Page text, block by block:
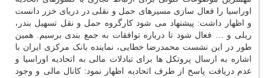
اوراسیا را فعال سازی مسیرهای حمل و نقلی در دریای خزر دانست
و اظهار داشت: پیشنهاد می شود کارگروه حمل و نقل تسهیل بندر،
ریلی و … فعال شود تا درباره توافقات به جمع بندی برسیم. همین
طور در این نشست محمدرضا خطایی، نماینده بانک مرکزی ایران با
اشاره به ارسال پروتکل ها برای تبادلات مالی به اتحادیه اوراسیا و
عدم دریافت پاسخ از طرف اتحادیه اظهار نمود: کانال مالی و وجود